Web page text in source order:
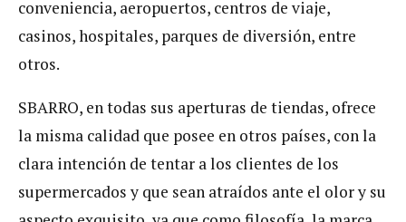
conveniencia, aeropuertos, centros de viaje,
casinos, hospitales, parques de diversión, entre
otros.
SBARRO, en todas sus aperturas de tiendas, ofrece
la misma calidad que posee en otros países, con la
clara intención de tentar a los clientes de los
supermercados y que sean atraídos ante el olor y su